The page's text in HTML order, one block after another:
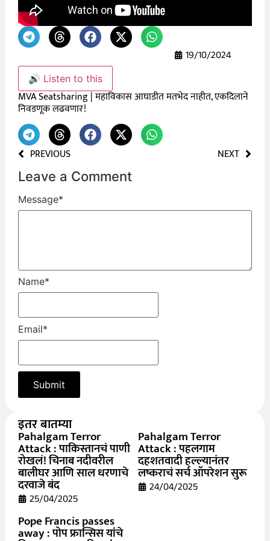
19/10/2024
🔊 Listen to this
MVA Seatsharing | महाविकास आघाडीत मतभेद नाहीत, एकदिलाने
निवडणूक लढवणार!
PREVIOUS NEXT
Leave a Comment
Message*
Name*
Email*
इतर बातम्या
Pahalgam Terror
Attack : पाकिस्तानचं पाणी
रोखलं! चिनाब नदीवरील
बालीघर आणि साल धरणाचे
दरवाजे बंद
25/04/2025
Pahalgam Terror
Attack : पहलगाम
दहशतवादी हल्ल्यानंतर
लष्कराचं सर्च ऑपरेशन सुरू
24/04/2025
Pope Francis passes
away : पोप फ्रान्सिस यांचे